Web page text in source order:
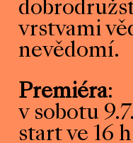
vrstvami
nevědomí.
Premiéra:
v sobotu
start ve 16